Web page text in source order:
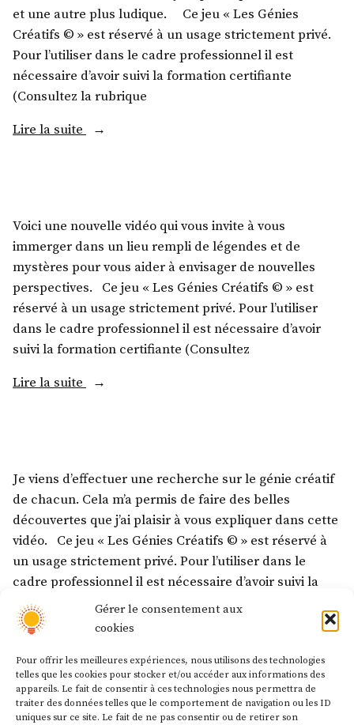
Gérer le consentement aux
cookies
Pour offrir les meilleures expériences, nous utilisons des technologies
telles que les cookies pour stocker et/ou accéder aux informations des
appareils. Le fait de consentir à ces technologies nous permettra de
traiter des données telles que le comportement de navigation ou les ID
uniques sur ce site. Le fait de ne pas consentir ou de retirer son
et une autre plus ludique. Ce jeu « Les Génies
Créatifs © » est réservé à un usage strictement privé.
Pour l’utiliser dans le cadre professionnel il est
nécessaire d’avoir suivi la formation certifiante
(Consultez la rubrique
Lire la suite
Voici une nouvelle vidéo qui vous invite à vous
immerger dans un lieu rempli de légendes et de
mystères pour vous aider à envisager de nouvelles
perspectives. Ce jeu « Les Génies Créatifs © » est
réservé à un usage strictement privé. Pour l’utiliser
dans le cadre professionnel il est nécessaire d’avoir
suivi la formation certifiante (Consultez
Lire la suite
Je viens d’effectuer une recherche sur le génie créatif
de chacun. Cela m’a permis de faire des belles
découvertes que j’ai plaisir à vous expliquer dans cette
vidéo. Ce jeu « Les Génies Créatifs © » est réservé à
un usage strictement privé. Pour l’utiliser dans le
cadre professionnel il est nécessaire d’avoir suivi la
formation certifiante
Lire la suite